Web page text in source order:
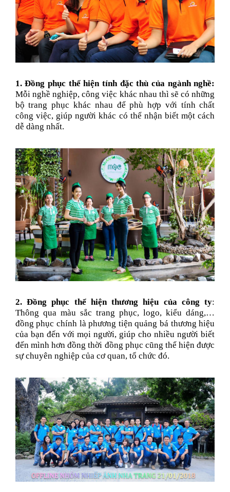
1. Đồng phục thể hiện tính đặc thù của ngành nghề:
Mỗi nghề nghiệp, công việc khác nhau thì sẽ có những
bộ trang phục khác nhau để phù hợp với tính chất
công việc, giúp người khác có thể nhận biết một cách
dễ dàng nhất.
2. Đồng phục thể hiện thương hiệu của công ty:
Thông qua màu sắc trang phục, logo, kiểu dáng,…
đồng phục chính là phương tiện quảng bá thương hiệu
của bạn đến với mọi người, giúp cho nhiều người biết
đến mình hơn đồng thời đồng phục cũng thể hiện được
sự chuyên nghiệp của cơ quan, tổ chức đó.